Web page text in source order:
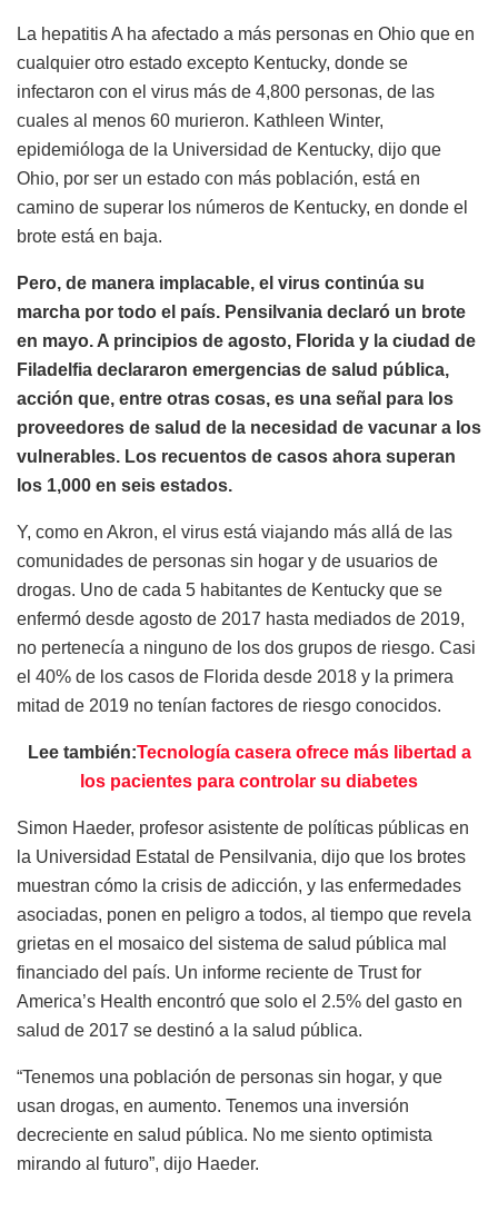
La hepatitis A ha afectado a más personas en Ohio que en
cualquier otro estado excepto Kentucky, donde se
infectaron con el virus más de 4,800 personas, de las
cuales al menos 60 murieron. Kathleen Winter,
epidemióloga de la Universidad de Kentucky, dijo que
Ohio, por ser un estado con más población, está en
camino de superar los números de Kentucky, en donde el
brote está en baja.
Pero, de manera implacable, el virus continúa su
marcha por todo el país. Pensilvania declaró un brote
en mayo. A principios de agosto, Florida y la ciudad de
Filadelfia declararon emergencias de salud pública,
acción que, entre otras cosas, es una señal para los
proveedores de salud de la necesidad de vacunar a los
vulnerables. Los recuentos de casos ahora superan
los 1,000 en seis estados.
Y, como en Akron, el virus está viajando más allá de las
comunidades de personas sin hogar y de usuarios de
drogas. Uno de cada 5 habitantes de Kentucky que se
enfermó desde agosto de 2017 hasta mediados de 2019,
no pertenecía a ninguno de los dos grupos de riesgo. Casi
el 40% de los casos de Florida desde 2018 y la primera
mitad de 2019 no tenían factores de riesgo conocidos.
Lee también:Tecnología casera ofrece más libertad a
los pacientes para controlar su diabetes
Simon Haeder, profesor asistente de políticas públicas en
la Universidad Estatal de Pensilvania, dijo que los brotes
muestran cómo la crisis de adicción, y las enfermedades
asociadas, ponen en peligro a todos, al tiempo que revela
grietas en el mosaico del sistema de salud pública mal
financiado del país. Un informe reciente de Trust for
America’s Health encontró que solo el 2.5% del gasto en
salud de 2017 se destinó a la salud pública.
“Tenemos una población de personas sin hogar, y que
usan drogas, en aumento. Tenemos una inversión
decreciente en salud pública. No me siento optimista
mirando al futuro”, dijo Haeder.